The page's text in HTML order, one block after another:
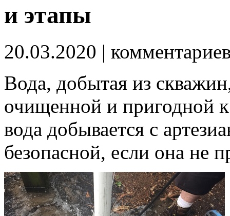
и этапы
20.03.2020 |
Вода, добытая из
очищенной и пригодной
вода добывается с
безопасной, если она не